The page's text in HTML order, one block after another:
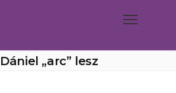
„arc” lesz